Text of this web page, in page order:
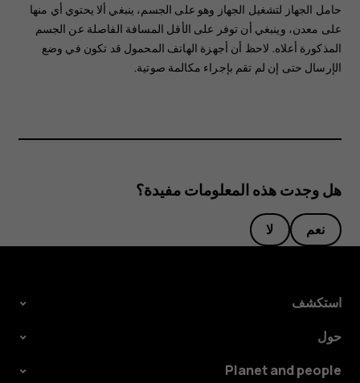
حامل الجهاز لتشغيل الجهاز وهو على الجسم، ينبغي ألا يحتوي أي منها
على معدن، وينبغي أن توفر على الأقل المسافة الفاصلة عن الجسم
المذكورة أعلاه. لاحظ أن أجهزة الهاتف المحمول قد تكون في وضع
الإرسال حتى إن لم تقم بإجراء مكالمة صوتية.
هل وجدت هذه المعلومات مفيدة؟
نعم لا
استكشف
حول
Planet and people